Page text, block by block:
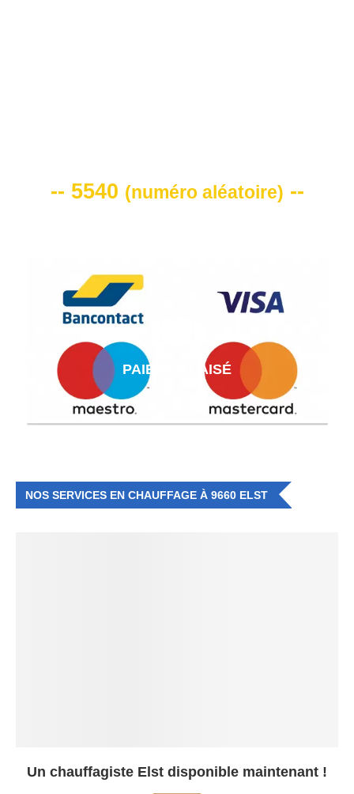
-- 5540 (numéro aléatoire) --
PAIEMENT AISÉ
NOS SERVICES EN CHAUFFAGE À 9660 ELST
Un chauffagiste Elst disponible maintenant !